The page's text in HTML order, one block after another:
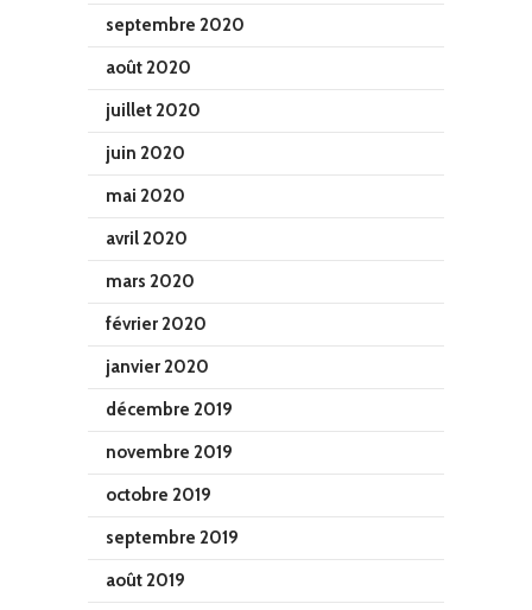
septembre 2020
août 2020
juillet 2020
juin 2020
mai 2020
avril 2020
mars 2020
février 2020
janvier 2020
décembre 2019
novembre 2019
octobre 2019
septembre 2019
août 2019